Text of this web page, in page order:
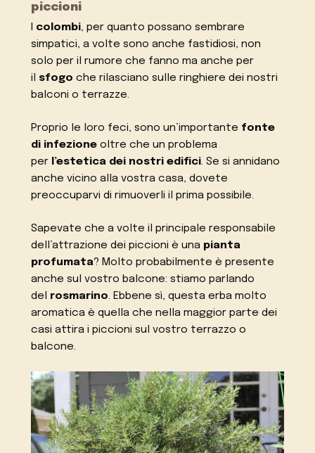
piccioni
I colombi, per quanto possano sembrare
simpatici, a volte sono anche fastidiosi, non
solo per il rumore che fanno ma anche per
il sfogo che rilasciano sulle ringhiere dei nostri
balconi o terrazze.
Proprio le loro feci, sono un’importante fonte
di infezione oltre che un problema
per l’estetica dei nostri edifici. Se si annidano
anche vicino alla vostra casa, dovete
preoccuparvi di rimuoverli il prima possibile.
Sapevate che a volte il principale responsabile
dell’attrazione dei piccioni è una pianta
profumata? Molto probabilmente è presente
anche sul vostro balcone: stiamo parlando
del
rosmarino. Ebbene sì, questa erba molto
aromatica è quella che nella maggior parte dei
casi attira i piccioni sul vostro terrazzo o
balcone.